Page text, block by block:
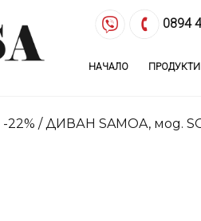
0894
НАЧАЛО ПРОДУКТИ
22% / ДИВАН SAMOA, мод.